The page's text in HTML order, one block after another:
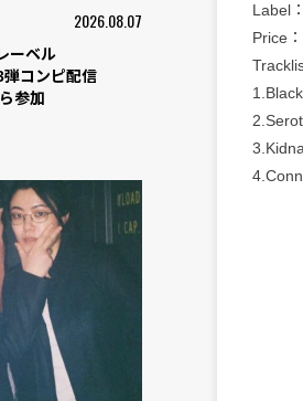
2026.08.07
ーベル
弾コンピ配信
参加
Label
Price